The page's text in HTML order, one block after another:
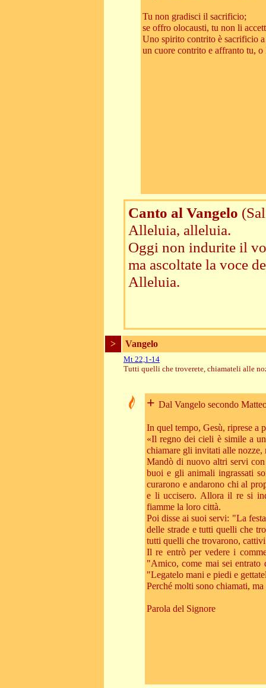
Tu non gradisci il sacrificio;
se offro olocausti, tu non li
Uno spirito contrito è sacrificio
un cuore contrito e affranto tu,
Canto al Vangelo
Alleluia, alleluia.
Oggi non indurite il
ma ascoltate la voce
Alleluia.
> Vangelo
Mt 22,1-14
Tutti quelli che troverete, chiamateli alle
+ Dal Vangelo secondo
In quel tempo, Gesù, riprese a
«Il regno dei cieli è simile a
chiamare gli invitati alle
Mandò di nuovo altri servi
buoi e gli animali ingrassati
curarono e andarono chi al
e li uccisero. Allora il re si
fiamme la loro città.
Poi disse ai suoi servi: "La
delle strade e tutti quelli che
tutti quelli che trovarono,
Il re entrò per vedere i
"Amico, come mai sei
"Legatelo mani e piedi e
Perché molti sono chiamati,
Parola del Signore